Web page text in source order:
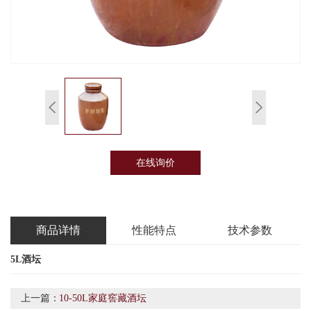
在线询价
商品详情 性能特点 技术参数
5L酒坛
上一篇： 10-50L家庭窖藏酒坛